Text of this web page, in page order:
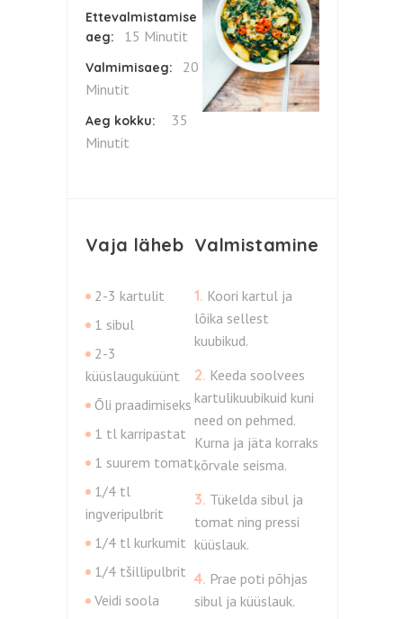
Ettevalmistamise
aeg:
15 Minutit
Valmimisaeg:
20
Minutit
Aeg kokku:
35
Minutit
Vaja läheb
2-3 kartulit
1 sibul
2-3
küüslauguküünt
Õli praadimiseks
1 tl karripastat
1 suurem tomat
1/4 tl
ingveripulbrit
1/4 tl kurkumit
1/4 tšillipulbrit
Veidi soola
Valmistamine
1. Koori kartul ja
lõika sellest
kuubikud.
2. Keeda soolvees
kartulikuubikuid kuni
need on pehmed.
Kurna ja jäta korraks
kõrvale seisma.
3. Tükelda sibul ja
tomat ning pressi
küüslauk.
4. Prae poti põhjas
sibul ja küüslauk.